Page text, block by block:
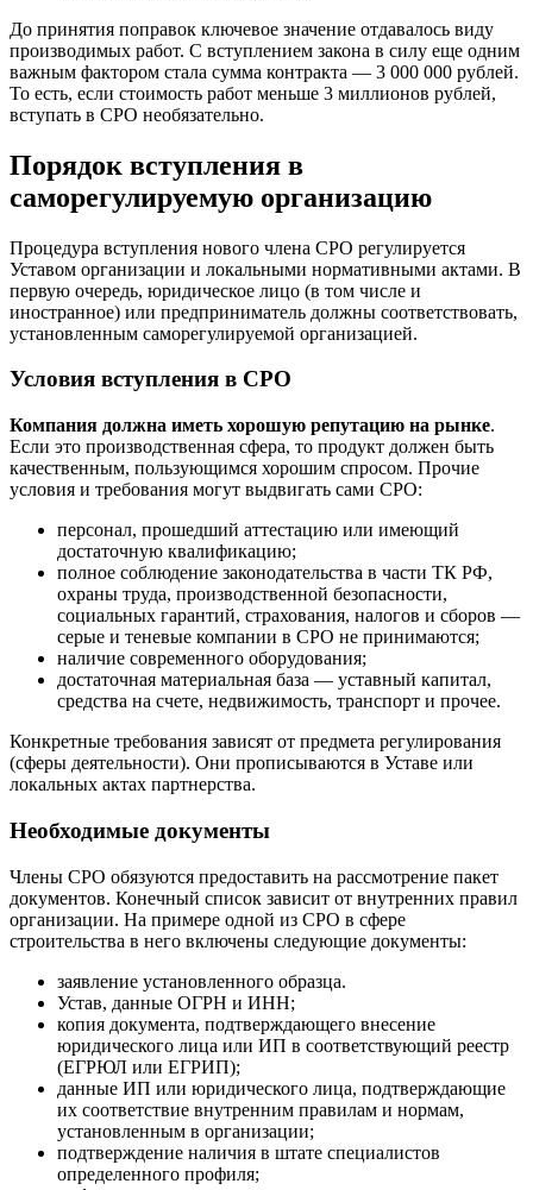
До принятия поправок ключевое значение отдавалось виду
производимых работ. С вступлением закона в силу еще одним
важным фактором стала сумма контракта — 3 000 000 рублей.
То есть, если стоимость работ меньше 3 миллионов рублей,
вступать в СРО необязательно.
Порядок вступления в
саморегулируемую организацию
Процедура вступления нового члена СРО регулируется
Уставом организации и локальными нормативными актами. В
первую очередь, юридическое лицо (в том числе и
иностранное) или предприниматель должны соответствовать,
установленным саморегулируемой организацией.
Условия вступления в СРО
Компания должна иметь хорошую репутацию на рынке.
Если это производственная сфера, то продукт должен быть
качественным, пользующимся хорошим спросом. Прочие
условия и требования могут выдвигать сами СРО:
персонал, прошедший аттестацию или имеющий
достаточную квалификацию;
полное соблюдение законодательства в части ТК РФ,
охраны труда, производственной безопасности,
социальных гарантий, страхования, налогов и сборов —
серые и теневые компании в СРО не принимаются;
наличие современного оборудования;
достаточная материальная база — уставный капитал,
средства на счете, недвижимость, транспорт и прочее.
Конкретные требования зависят от предмета регулирования
(сферы деятельности). Они прописываются в Уставе или
локальных актах партнерства.
Необходимые документы
Члены СРО обязуются предоставить на рассмотрение пакет
документов. Конечный список зависит от внутренних правил
организации. На примере одной из СРО в сфере
строительства в него включены следующие документы:
заявление установленного образца.
Устав, данные ОГРН и ИНН;
копия документа, подтверждающего внесение
юридического лица или ИП в соответствующий реестр
(ЕГРЮЛ или ЕГРИП);
данные ИП или юридического лица, подтверждающие
их соответствие внутренним правилам и нормам,
установленным в организации;
подтверждение наличия в штате специалистов
определенного профиля;